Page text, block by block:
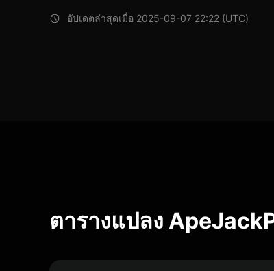
อัปเดตล่าสุดเมื่อ 2025-09-07 22:22 (UTC)
ตารางแปลง